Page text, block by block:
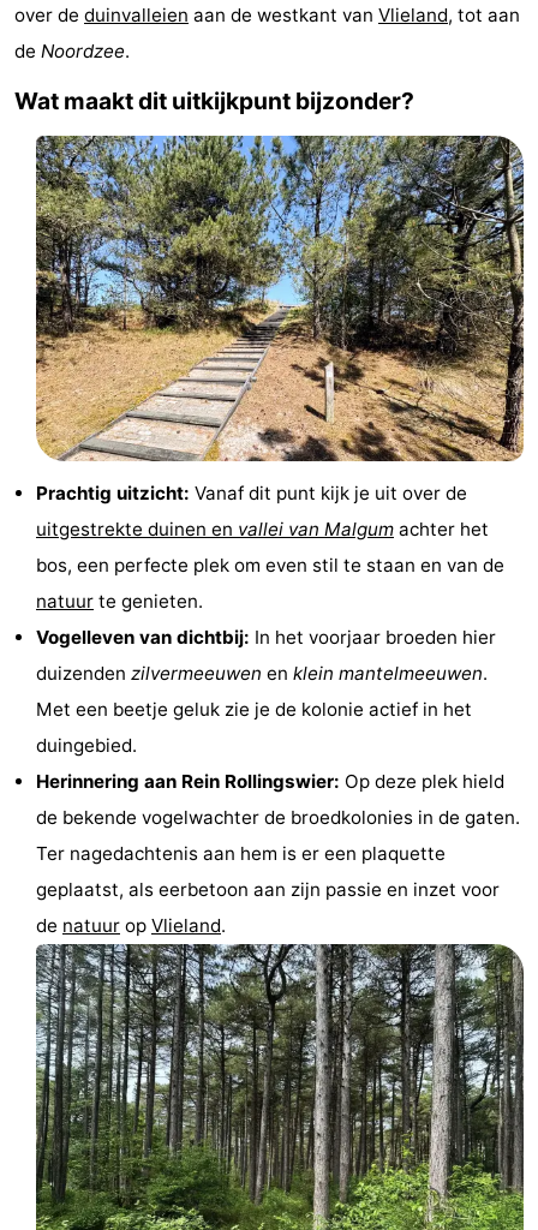
minutes
Strand
Zien
doen
Bezienswaardigheden
Musea
Monumenten
Uitkijkpunten
Attracties
Rondvaarten
Speeltuinen
Natuur
Rondleidingen
Sporten
Fietsen
Wandelen
Paardrijden
Wadlopen
Dokter
Deen
Eten
en
drinken
Zeehonden
Vuurtoren
Evenementen
Praktisch
over de duinvalleien aan de westkant van Vlieland, tot aan
de Noordzee.
Wat maakt dit uitkijkpunt bijzonder?
Prachtig uitzicht: Vanaf dit punt kijk je uit over de
uitgestrekte duinen en vallei van Malgum achter het
bos, een perfecte plek om even stil te staan en van de
natuur te genieten.
Vogelleven van dichtbij: In het voorjaar broeden hier
duizenden zilvermeeuwen en klein mantelmeeuwen.
Met een beetje geluk zie je de kolonie actief in het
duingebied.
Herinnering aan Rein Rollingswier: Op deze plek hield
de bekende vogelwachter de broedkolonies in de gaten.
Ter nagedachtenis aan hem is er een plaquette
geplaatst, als eerbetoon aan zijn passie en inzet voor
de natuur op Vlieland.